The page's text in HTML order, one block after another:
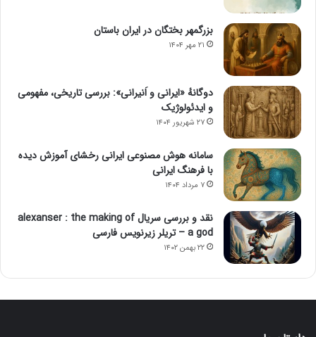
بزرگمهر بختگان در ایران باستان
۲۱ مهر ۱۴۰۴
دوگانهٔ «ایرانی و اَنیرانی»: بررسی تاریخی، مفهومی
و ایدئولوژیک
۲۷ شهریور ۱۴۰۴
سامانه هوش مصنوعی ایرانی رخشای آموزش دیده
با فرهنگ ایرانی
۷ مرداد ۱۴۰۴
نقد و بررسی سریال alexanser : the making of
a god – تریلر زیرنویس فارسی
۲۲ بهمن ۱۴۰۲